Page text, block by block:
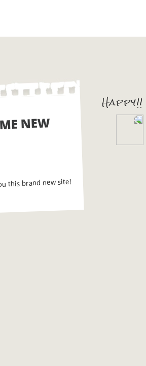
NEW
this brand new site!
Happy!!